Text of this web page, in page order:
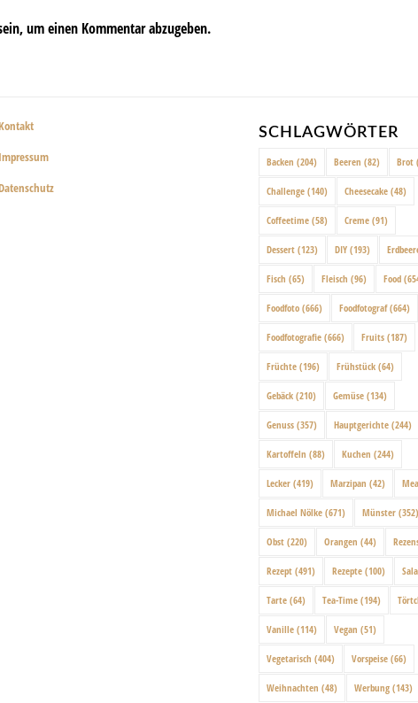
um einen Kommentar abzugeben.
Impressum
SCHLAGWÖRTER
Backen (204) Beeren (82) Brot
Challenge (140) Cheesecake (48)
Coffeetime (58) Creme (91)
Dessert (123) DIY (193)
Fisch (65) Fleisch (96) Food
Foodfoto (666) Foodfotograf(664)
Foodfotografie (666) Fruits (187)
Früchte (196) Frühstück (64)
Gebäck (210) Gemüse (134)
Genuss (357) Hauptgerichte (244)
Kartoffeln (88) Kuchen (244)
Lecker (419) Marzipan (42)
Michael Nölke (671) Münster (352)
Obst (220) Orangen (44)
Rezept (491) Rezepte (100)
Tarte (64) Tea-Time (194)
Vanille (114) Vegan (51)
Vegetarisch (404) Vorspeise (66)
Weihnachten (48) Werbung (143)